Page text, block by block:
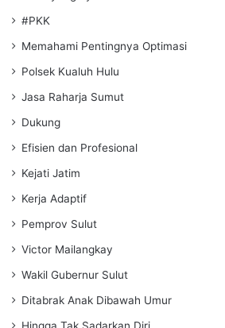
#PKK
Memahami Pentingnya Optimasi
Polsek Kualuh Hulu
Jasa Raharja Sumut
Dukung
Efisien dan Profesional
Kejati Jatim
Kerja Adaptif
Pemprov Sulut
Victor Mailangkay
Wakil Gubernur Sulut
Ditabrak Anak Dibawah Umur